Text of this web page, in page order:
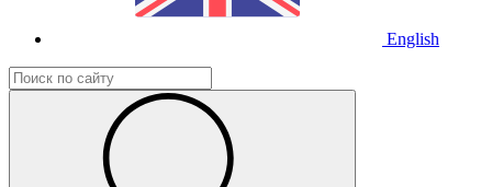
English